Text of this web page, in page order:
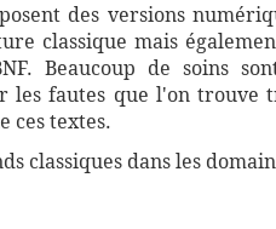
des versions
classique mais
Beaucoup de soins
les fautes que l'on trouve
ces textes.
classiques dans les